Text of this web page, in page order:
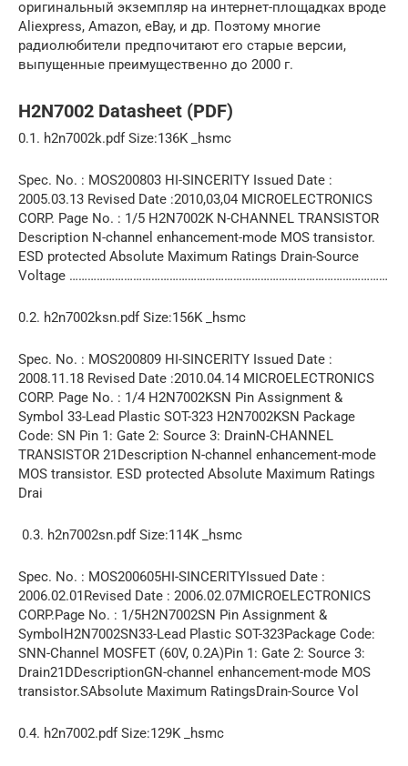
оригинальный экземпляр на интернет-площадках вроде
Aliexpress, Amazon, eBay, и др. Поэтому многие
радиолюбители предпочитают его старые версии,
выпущенные преимущественно до 2000 г.
H2N7002 Datasheet (PDF)
0.1. h2n7002k.pdf Size:136K _hsmc
Spec. No. : MOS200803 HI-SINCERITY Issued Date :
2005.03.13 Revised Date :2010,03,04 MICROELECTRONICS
CORP. Page No. : 1/5 H2N7002K N-CHANNEL TRANSISTOR
Description N-channel enhancement-mode MOS transistor.
ESD protected Absolute Maximum Ratings Drain-Source
Voltage ……………………………………………………………………………………………
0.2. h2n7002ksn.pdf Size:156K _hsmc
Spec. No. : MOS200809 HI-SINCERITY Issued Date :
2008.11.18 Revised Date :2010.04.14 MICROELECTRONICS
CORP. Page No. : 1/4 H2N7002KSN Pin Assignment &
Symbol 33-Lead Plastic SOT-323 H2N7002KSN Package
Code: SN Pin 1: Gate 2: Source 3: DrainN-CHANNEL
TRANSISTOR 21Description N-channel enhancement-mode
MOS transistor. ESD protected Absolute Maximum Ratings
Drai
0.3. h2n7002sn.pdf Size:114K _hsmc
Spec. No. : MOS200605HI-SINCERITYIssued Date :
2006.02.01Revised Date : 2006.02.07MICROELECTRONICS
CORP.Page No. : 1/5H2N7002SN Pin Assignment &
SymbolH2N7002SN33-Lead Plastic SOT-323Package Code:
SNN-Channel MOSFET (60V, 0.2A)Pin 1: Gate 2: Source 3:
Drain21DDescriptionGN-channel enhancement-mode MOS
transistor.SAbsolute Maximum RatingsDrain-Source Vol
0.4. h2n7002.pdf Size:129K _hsmc